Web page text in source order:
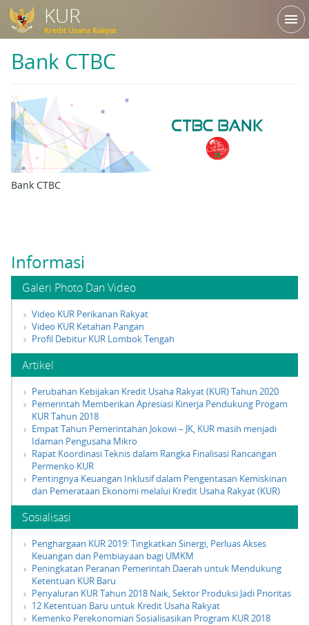
KUR
Kredit Usaha Rakyat
menu
Bank CTBC
Bank CTBC
Informasi
Galeri Photo Dan Video
Video KUR Perikanan Rakyat
Video KUR Ketahan Pangan
Profil Debitur KUR Lombok Tengah
Artikel
Perubahan Kebijakan Kredit Usaha Rakyat (KUR) Tahun 2020
Pemerintah Memberikan Apresiasi Kinerja Pendukung Progam
KUR Tahun 2018
Empat Tahun Pemerintahan Jokowi – JK, KUR masih menjadi
Idaman Pengusaha Mikro
Rapat Koordinasi Teknis dalam Rangka Finalisasi Rancangan
Permenko KUR
Pentingnya Keuangan Inklusif dalam Pengentasan Kemiskinan
dan Pemerataan Ekonomi melalui Kredit Usaha Rakyat (KUR)
Sosialisasi
Penghargaan KUR 2019: Tingkatkan Sinergi, Perluas Akses
Keuangan dan Pembiayaan bagi UMKM
Peningkatan Peranan Pemerintah Daerah untuk Mendukung
Ketentuan KUR Baru
Penyaluran KUR Tahun 2018 Naik, Sektor Produksi Jadi Prioritas
12 Ketentuan Baru untuk Kredit Usaha Rakyat
Kemenko Perekonomian Sosialisasikan Program KUR 2018